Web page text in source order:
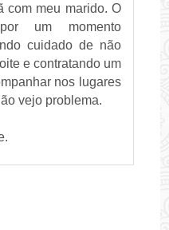
com meu marido. O
um momento
cuidado de não
e contratando um
nos lugares
vejo problema.